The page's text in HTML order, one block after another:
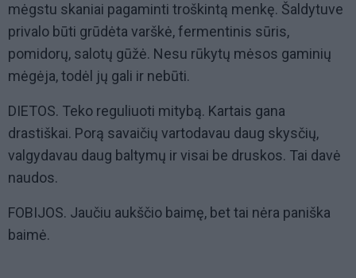
mėgstu skaniai pagaminti troškintą menkę. Šaldytuve
privalo būti grūdėta varškė, fermentinis sūris,
pomidorų, salotų gūžė. Nesu rūkytų mėsos gaminių
mėgėja, todėl jų gali ir nebūti.
DIETOS. Teko reguliuoti mitybą. Kartais gana
drastiškai. Porą savaičių vartodavau daug skysčių,
valgydavau daug baltymų ir visai be druskos. Tai davė
naudos.
FOBIJOS. Jaučiu aukščio baimę, bet tai nėra paniška
baimė.